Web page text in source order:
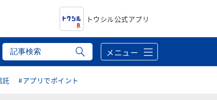
トウシル公式アプリ
メニュー
託 #アプリでポイント